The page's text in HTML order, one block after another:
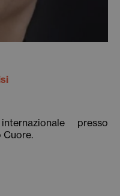
presso
Cuore.